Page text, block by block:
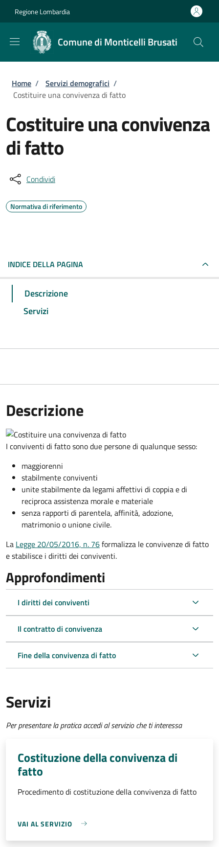
Regione Lombardia
Comune di Monticelli Brusati
Briciole di pane
Home / Servizi demografici /
Costituire una convivenza di fatto
Costituire una convivenza
di fatto
Condividi
Normativa di riferimento
INDICE DELLA PAGINA
Descrizione
Servizi
Descrizione
I conviventi di fatto sono due persone di qualunque sesso:
maggiorenni
stabilmente conviventi
unite stabilmente da legami affettivi di coppia e di
reciproca assistenza morale e materiale
senza rapporti di parentela, affinità, adozione,
matrimonio o unione civile.
La Legge 20/05/2016, n. 76formalizza le convivenze di fatto
e stabilisce i diritti dei conviventi.
Approfondimenti
I diritti dei conviventi
Il contratto di convivenza
Fine della convivenza di fatto
Servizi
Per presentare la pratica accedi al servizio che ti interessa
Costituzione della convivenza di
fatto
Procedimento di costituzione della convivenza di fatto
VAI AL SERVIZIO